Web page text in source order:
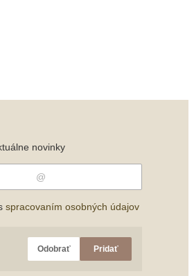
novinky
spracovaním osobných údajov
Odobrať Pridať